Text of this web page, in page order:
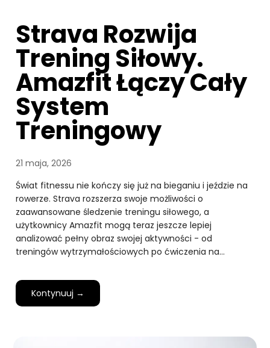
Strava Rozwija
Trening Siłowy.
Amazfit Łączy Cały
System
Treningowy
21 maja, 2026
Świat fitnessu nie kończy się już na bieganiu i jeździe na
rowerze. Strava rozszerza swoje możliwości o
zaawansowane śledzenie treningu siłowego, a
użytkownicy Amazfit mogą teraz jeszcze lepiej
analizować pełny obraz swojej aktywności - od
treningów wytrzymałościowych po ćwiczenia na…
Kontynuuj →